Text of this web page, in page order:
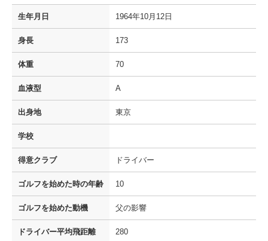
生年月日 1964年10月12日
身長 173
体重 70
血液型 A
出身地 東京
学校
得意クラブ ドライバー
ゴルフを始めた時の年齢 10
ゴルフを始めた動機 父の影響
ドライバー平均飛距離 280